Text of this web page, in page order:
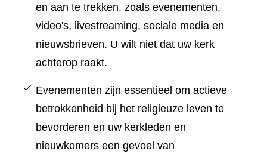
en aan te trekken, zoals evenementen,
video's, livestreaming, sociale media en
nieuwsbrieven. U wilt niet dat uw kerk
achterop raakt.
Evenementen zijn essentieel om actieve
betrokkenheid bij het religieuze leven te
bevorderen en uw kerkleden en
nieuwkomers een gevoel van